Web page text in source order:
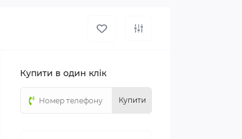
Купити в один клік
Купити